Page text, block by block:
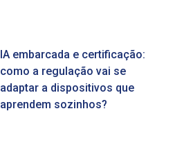
IA embarcada e certificação:
como a regulação vai se
adaptar a dispositivos que
aprendem sozinhos?